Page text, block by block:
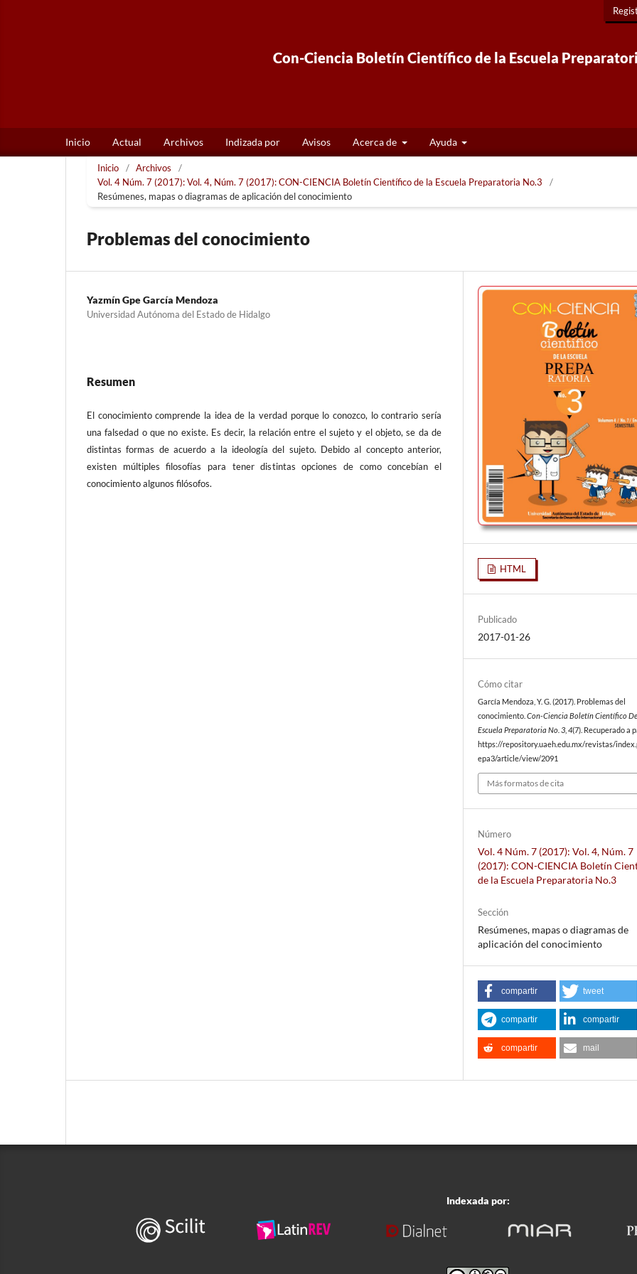
Con-Ciencia Boletín Científico de la Escuela
Inicio Actual Archivos Indizada por Avisos Acerca de Ayuda
Inicio / Archivos
/
Vol. 4 Núm. 7 (2017): Vol. 4, Núm. 7 (2017): CON-CIENCIA Boletín Científico de la Escuela Preparatoria No.3
/
Resúmenes, mapas o diagramas de aplicación del conocimiento
Problemas del conocimiento
Yazmín Gpe García Mendoza
Universidad Autónoma del Estado de Hidalgo
Resumen
El conocimiento comprende la idea de la verdad porque lo conozco, lo contrario sería
una falsedad o que no existe. Es decir, la relación entre el sujeto y el objeto, se da de
distintas formas de acuerdo a la ideología del sujeto. Debido al concepto anterior,
existen múltiples filosofías para tener distintas opciones de como concebían el
conocimiento algunos filósofos.
HTML
Publicado
2017-01-26
Cómo citar
García Mendoza, Y. G. (2017). Problemas del
conocimiento.Con-Ciencia Boletín Científico
Escuela Preparatoria No. 3 ,4(7). Recuperado a
https://repository.uaeh.edu.mx/revistas/
epa3/article/view/2091
Más formatos de cita
Número
Vol. 4 Núm. 7 (2017): Vol. 4, Núm. 7
(2017): CON-CIENCIA Boletín
de la Escuela Preparatoria No.3
Sección
Resúmenes, mapas o diagramas de
aplicación del conocimiento
compartir tweet
compartir compartir
compartir mail
Indexada por: